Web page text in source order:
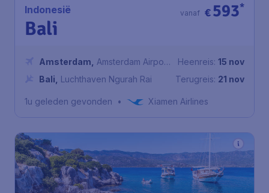
Indonesië
Bali
€593*
vanaf
Amsterdam
Amsterdam Airport
Schiphol
Bali Luchthaven Ngurah Rai
Heenreis: 15 nov
Terugreis: 21 nov
1u geleden gevonden • Xiamen Airlines